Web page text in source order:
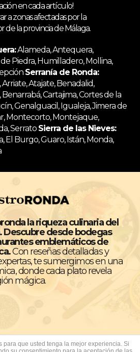
en cada artículo!
a zonas afectadas por la
de la provincia de Málaga.
Alameda, Antequera,
Piedra, Humilladero, Mollina,
Serranía de Ronda:
Atajate, Benadalid,
Cartajima, Cortes de la
Genalguacil, Igualeja, Jimera de
Montecorto, Montejaque,
Serrato Sierra de las Nieves:
El Burgo, Guaro, Istán, Monda,
la riqueza culinaria del
Descubre desde bodegas
emblemáticos de
Con reseñas detalladas y
te sumergimos en una
donde cada plato revela
mágica.
para que usted tenga la mejor experiencia. Si